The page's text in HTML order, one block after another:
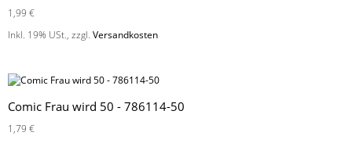
1,99 €
Inkl. 19% USt., zzgl. Versandkosten
Comic Frau wird 50 - 786114-50
1,79 €